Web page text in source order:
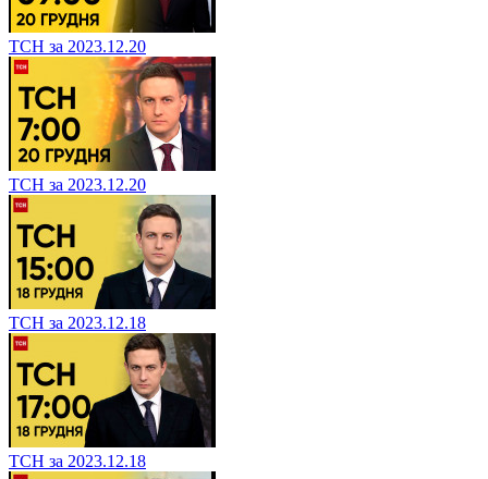
ТСН за 2023.12.20
ТСН за 2023.12.20
ТСН за 2023.12.18
ТСН за 2023.12.18